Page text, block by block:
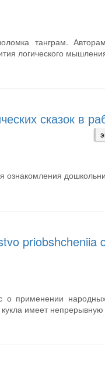
танграм.
логического
сказок в
ознакомления
о применении
имеет